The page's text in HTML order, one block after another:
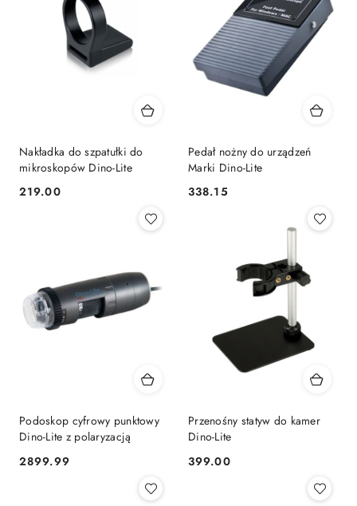
Nakładka do szpatułki do
mikroskopów Dino-Lite
Cena:
219.00
Pedał nożny do urządzeń
Marki Dino-Lite
Cena:
338.15
Podoskop cyfrowy punktowy
Dino-Lite z polaryzacją
Cena:
2899.99
Przenośny statyw do kamer
Dino-Lite
Cena:
399.00